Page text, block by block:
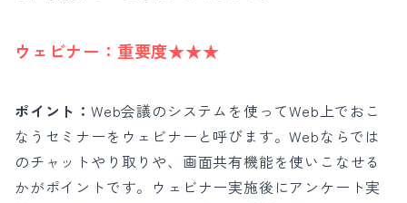
ウェビナー： 重要度★★★
ポイント： Web会議のシステムを使ってWeb上でおこ
なうセミナーをウェビナーと呼びます。Webならでは
のチャットやり取りや、画面共有機能を使いこなせる
かがポイントです。 ウェビナー実施後にアンケート実